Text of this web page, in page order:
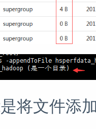
将文件添